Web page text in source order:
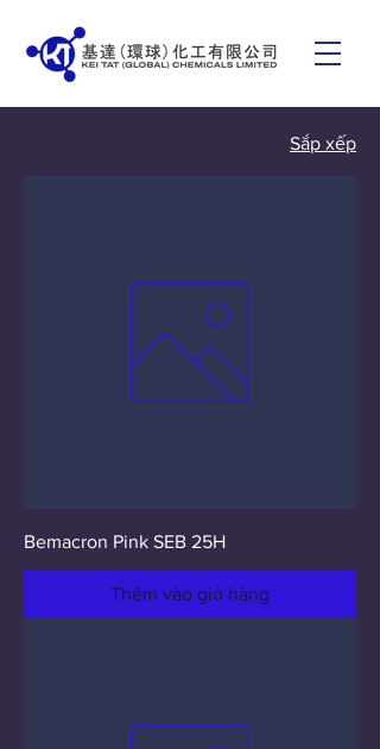
Sắp xếp
Bemacron Pink SEB 25H
Thêm vào giỏ hàng